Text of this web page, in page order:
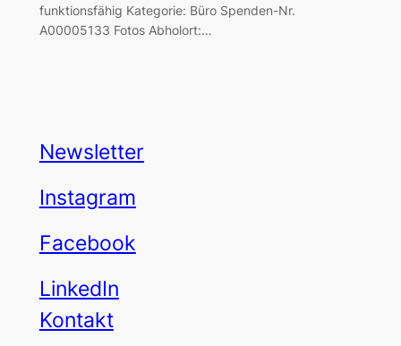
funktionsfähig Kategorie: Büro Spenden-Nr.
A00005133 Fotos Abholort:…
Newsletter
Instagram
Facebook
LinkedIn
Kontakt